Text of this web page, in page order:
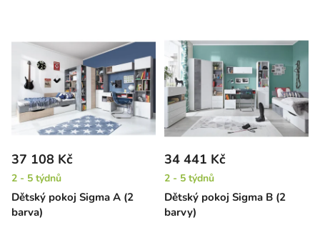
Dětský pokoj Sigma A (2
barva)
37 108 Kč
2 - 5 týdnů
Dětský pokoj Sigma B (2
barvy)
34 441 Kč
2 - 5 týdnů